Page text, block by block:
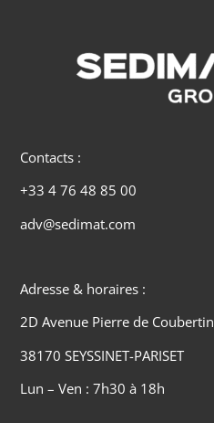
Contacts :
+33 4 76 48 85 00
adv@sedimat.com
Adresse & horaires :
2D Avenue Pierre de Coubertin
38170 SEYSSINET-PARISET
Lun – Ven : 7h30 à 18h